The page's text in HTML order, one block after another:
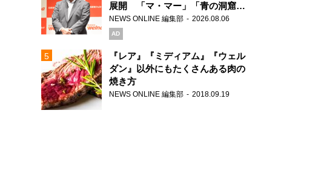
展開 「マ・マー」「青の洞窟」
ブランドを強化
NEWS ONLINE 編集部 2026.08.06
『レア』『ミディアム』『ウェル
ダン』以外にもたくさんある肉の
焼き方
NEWS ONLINE 編集部 2018.09.19